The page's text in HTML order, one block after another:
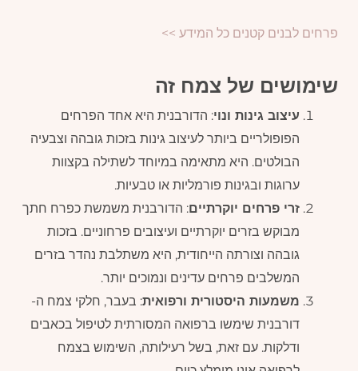
פרחים לבנים קטנים כל המידע >>
שימושים של צמח זה
עיצוב גינות ונוי: הדורבנית היא אחד הפרחים
הפופולריים ביותר לעיצוב גינות בזכות גובהה וצבעיה
הבולטים. היא מתאימה במיוחד לשתילה בקצוות
ערוגות ובגינות פורמליות או טבעיות.
זרי פרחים יוקרתיים: הדורבנית משמשת כפרח חתך
מבוקש בזרים יוקרתיים ועיצובים פרחוניים. בזכות
גובהה וצורתה הייחודית, היא משתלבת נהדר בזרים
המשלבים פרחים עדינים ונמוכים יותר.
משמעות היסטורית ורפואית: בעבר, חלקי צמח ה-
דורבנית שימשו ברפואה המסורתית לטיפול בכאבים
ודלקות. עם זאת, בשל רעילותה, השימוש בצמח